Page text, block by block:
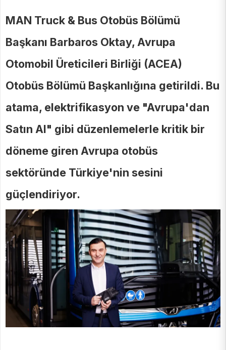
MAN Truck & Bus Otobüs Bölümü
Başkanı Barbaros Oktay, Avrupa
Otomobil Üreticileri Birliği (ACEA)
Otobüs Bölümü Başkanlığına getirildi. Bu
atama, elektrifikasyon ve "Avrupa'dan
Satın Al" gibi düzenlemelerle kritik bir
döneme giren Avrupa otobüs
sektöründe Türkiye'nin sesini
güçlendiriyor.